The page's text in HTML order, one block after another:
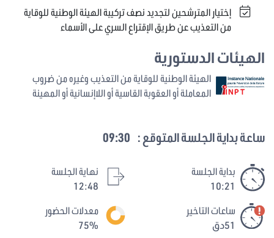
إختيار المترشحين لتجديد نصف تركيبة الهيئة الوطنية للوقاية
من التعذيب عن طريق الإقتراع السري على الأسماء
الهيئات الدستورية
الهيئة الوطنية للوقاية من التعذيب وغيره من ضروب
المعاملة أو العقوبة القاسية أو اللاإنسانية أو المهينة
ساعة بداية الجلسة المتوقع : 09:30
بداية الجلسة
10:21
نهاية الجلسة
12:48
ساعات التاخير
51دق
معدلات الحضور
75%